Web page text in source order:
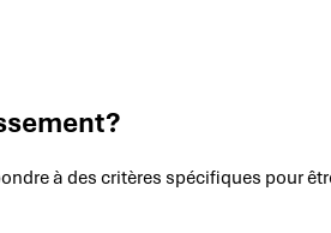
à des critères spécifiques pour